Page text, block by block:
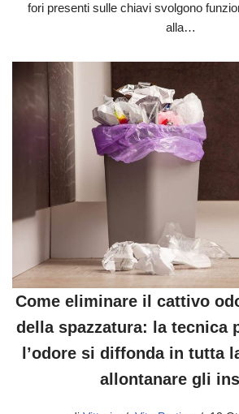
fori presenti sulle chiavi svolgono
alla…
Come eliminare il cattivo
della spazzatura: la tecnica
l’odore si diffonda in tutta
allontanare gli